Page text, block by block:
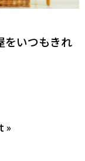
をいつもきれ
»